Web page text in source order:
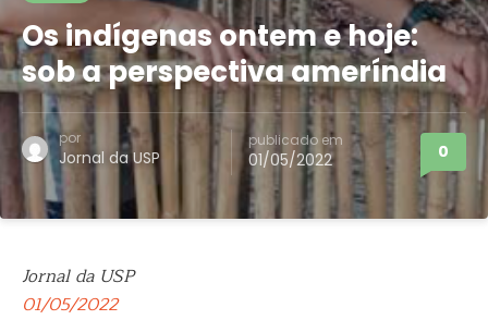
Os indígenas ontem e hoje:
sob a perspectiva ameríndia
por
Jornal da USP
publicado em
01/05/2022 0
Jornal da USP
01/05/2022